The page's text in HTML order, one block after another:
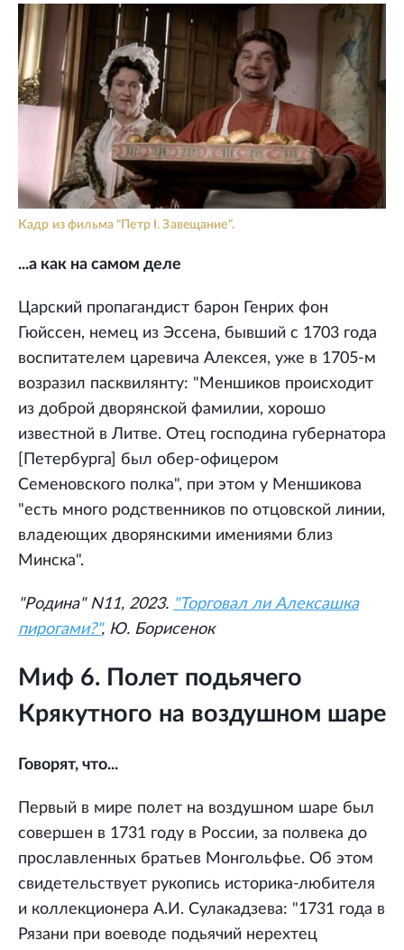
Кадр из фильма "Петр I. Завещание".
...а как на самом деле
Царский пропагандист барон Генрих фон
Гюйссен, немец из Эссена, бывший с 1703 года
воспитателем царевича Алексея, уже в 1705-м
возразил пасквилянту: "Меншиков происходит
из доброй дворянской фамилии, хорошо
известной в Литве. Отец господина губернатора
[Петербурга] был обер-офицером
Семеновского полка", при этом у Меншикова
"есть много родственников по отцовской линии,
владеющих дворянскими имениями близ
Минска".
"Родина" N11, 2023. "Торговал ли Алексашка
пирогами?", Ю. Борисенок
Миф 6. Полет подьячего
Крякутного на воздушном шаре
Говорят, что...
Первый в мире полет на воздушном шаре был
совершен в 1731 году в России, за полвека до
прославленных братьев Монгольфье. Об этом
свидетельствует рукопись историка-любителя
и коллекционера А.И. Сулакадзева: "1731 года в
Рязани при воеводе подьячий нерехтец